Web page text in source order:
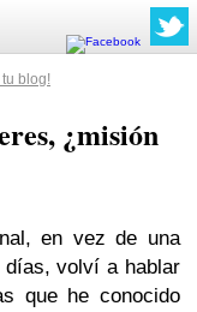
blog!
¿misión
en vez de una
volví a hablar
que he conocido